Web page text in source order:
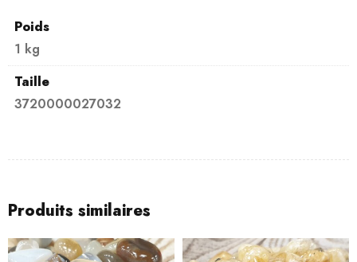
Poids
1 kg
Taille
3720000027032
Produits similaires